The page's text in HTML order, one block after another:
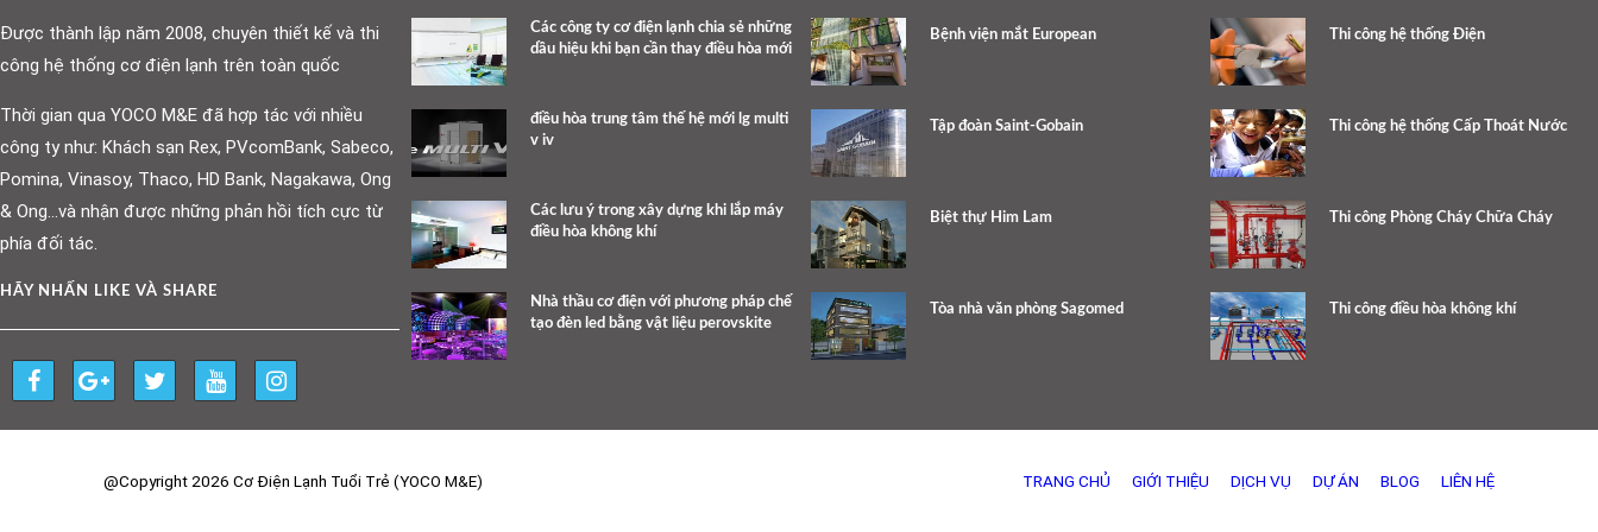
Được thành lập năm 2008, chuyên thiết kế và thi
công hệ thống cơ điện lạnh trên toàn quốc
Thời gian qua YOCO M&E đã hợp tác với nhiều
công ty như: Khách sạn Rex, PVcomBank, Sabeco,
Pomina, Vinasoy, Thaco, HD Bank, Nagakawa, Ong
& Ong…và nhận được những phản hồi tích cực từ
phía đối tác.
HÃY NHẤN LIKE VÀ SHARE
Các công ty cơ điện lạnh chia sẻ những
dầu hiệu khi bạn cần thay điều hòa mới
điều hòa trung tâm thế hệ mới lg multi
v iv
Các lưu ý trong xây dựng khi lắp máy
điều hòa không khí
Nhà thầu cơ điện với phương pháp chế
tạo đèn led bằng vật liệu perovskite
Bệnh viện mắt European
Tập đoàn Saint-Gobain
Biệt thự Him Lam
Tòa nhà văn phòng Sagomed
Thi công hệ thống Điện
Thi công hệ thống Cấp Thoát Nước
Thi công Phòng Cháy Chữa Cháy
Thi công điều hòa không khí
@Copyright 2026 Cơ Điện Lạnh Tuổi Trẻ (YOCO M&E) TRANG CHỦ GIỚI THIỆU DỊCH VỤ DỰ ÁN BLOG LIÊN HỆ